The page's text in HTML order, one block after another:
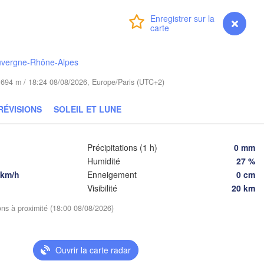
Premium myVentusky Prévisions
Rhône-Alpes
m / 18:24 08/08/2026, Europe/Paris (UTC+2)
SOLEIL ET LUNE
h
Précipitations (1 h)
0 mm
Humidité
27 %
Enneigement
0 cm
Visibilité
20 km
à proximité (18:00 08/08/2026)
Ouvrir la carte radar
Łódź
POLOGNE
TCHÉQUIE
Pécs
SLOVAQUIE